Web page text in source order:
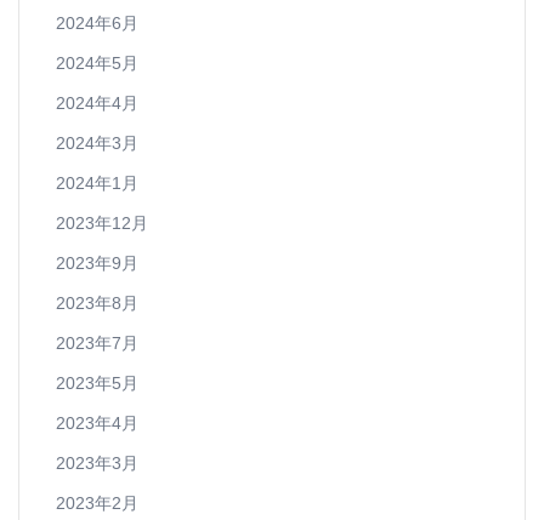
2024年6月
2024年5月
2024年4月
2024年3月
2024年1月
2023年12月
2023年9月
2023年8月
2023年7月
2023年5月
2023年4月
2023年3月
2023年2月